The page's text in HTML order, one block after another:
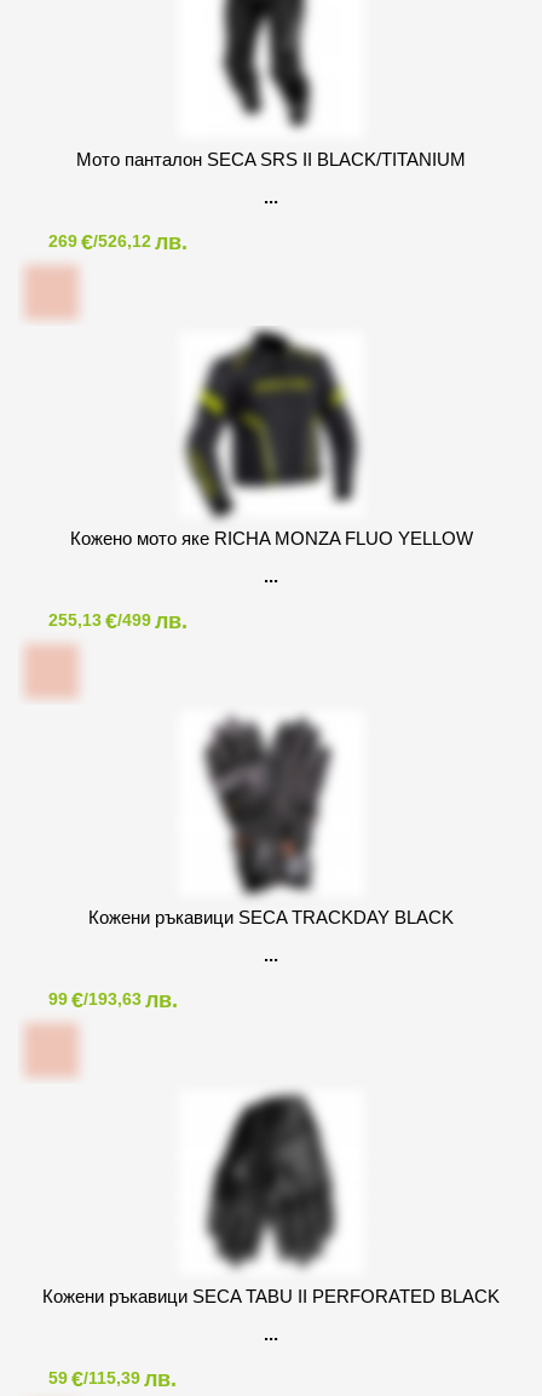
Мото панталон SECA SRS II BLACK/TITANIUM
269€/526,12лв.
Кожено мото яке RICHA MONZA FLUO YELLOW
255,13€/499лв.
Кожени ръкавици SECA TRACKDAY BLACK
99€/193,63лв.
Кожени ръкавици SECA TABU II PERFORATED BLACK
59€/115,39лв.